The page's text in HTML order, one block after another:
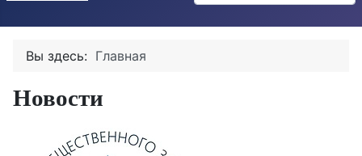
Вы здесь: Главная
Новости